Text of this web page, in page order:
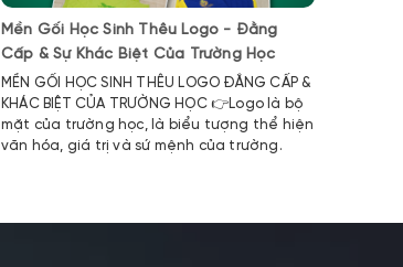
Mền Gối Học Sinh Thêu Logo - Đằng
Cấp & Sự Khác Biệt Của Trường Học
MỀN GỐI HỌC SINH THÊU LOGO ĐẲNG CẤP &
KHÁC BIỆT CỦA TRƯỜNG HỌC 👉Logo là bộ
mặt của trường học, là biểu tượng thể hiện
văn hóa, giá trị và sứ mệnh của trường.